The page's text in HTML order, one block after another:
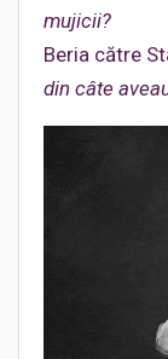
mujicii?
Beria către
din câte